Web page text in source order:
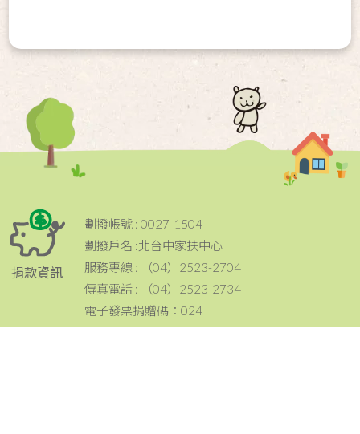
捐款資訊
劃撥帳號 : 0027-1504
劃撥戶名 :北台中家扶中心
服務專線 : （04）2523-2704
傳真電話 : （04）2523-2734
電子發票捐贈碼：024